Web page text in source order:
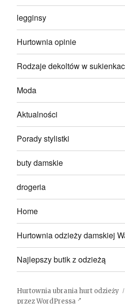
legginsy
Hurtownia opinie
Rodzaje dekoltów w
Moda
Aktualności
Porady stylistki
buty damskie
drogeria
Home
Hurtownia odzieży damskiej
Najlepszy butik z odzieżą
Hurtownia ubrania hurt odzieży
przez WordPressa